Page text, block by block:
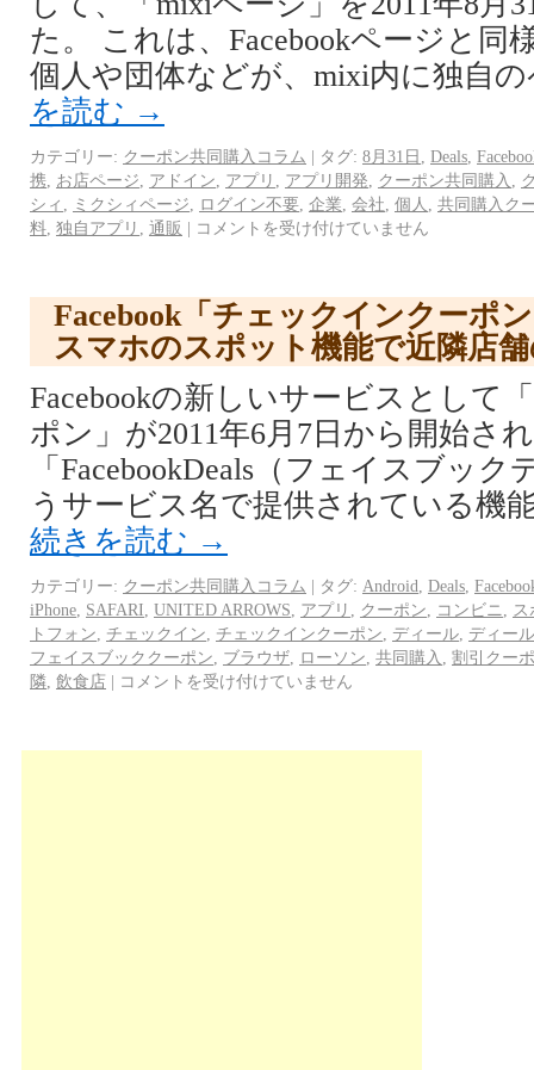
た。 これは、Facebookページと同
個人や団体などが、mixi内に独自
を読む →
カテゴリー: クーポン共同購入コラム | タグ: 8月31日 Deals
携 お店ページ アドイン アプリ アプリ開発 クーポン共同購入
シィ
ミクシィページ ログイン不要 企業 会社 個人
共同購入ク
料 独自アプリ 通販 | コメントを受け付けていません
Facebook「チェックインクーポ
スマホのスポット機能で近隣店
Facebookの新しいサービスとして
ポン」が2011年6月7日から開始さ
「FacebookDeals（フェイスブッ
うサービス名で提供されている機
続きを読む →
カテゴリー: クーポン共同購入コラム | タグ: Android Deals
iPhone SAFARI UNITED ARROWS アプリ クーポン コンビニ
トフォン
チェックイン チェックインクーポン ディール ディー
フェイスブッククーポン
ブラウザ ローソン 共同購入
割引クー
隣 飲食店 | コメントを受け付けていません